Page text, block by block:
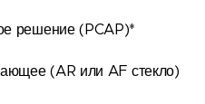
решение (PCAP)*
(AR или AF стекло)